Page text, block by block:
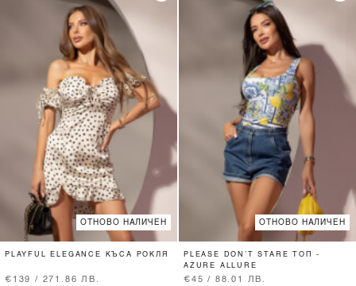
ОТНОВО НАЛИЧЕН
PLAYFUL ELEGANCE КЪСА РОКЛЯ
€139 / 271.86 ЛВ.
ОТНОВО НАЛИЧЕН
PLEASE DON’T STARE ТОП -
AZURE ALLURE
€45 / 88.01 ЛВ.